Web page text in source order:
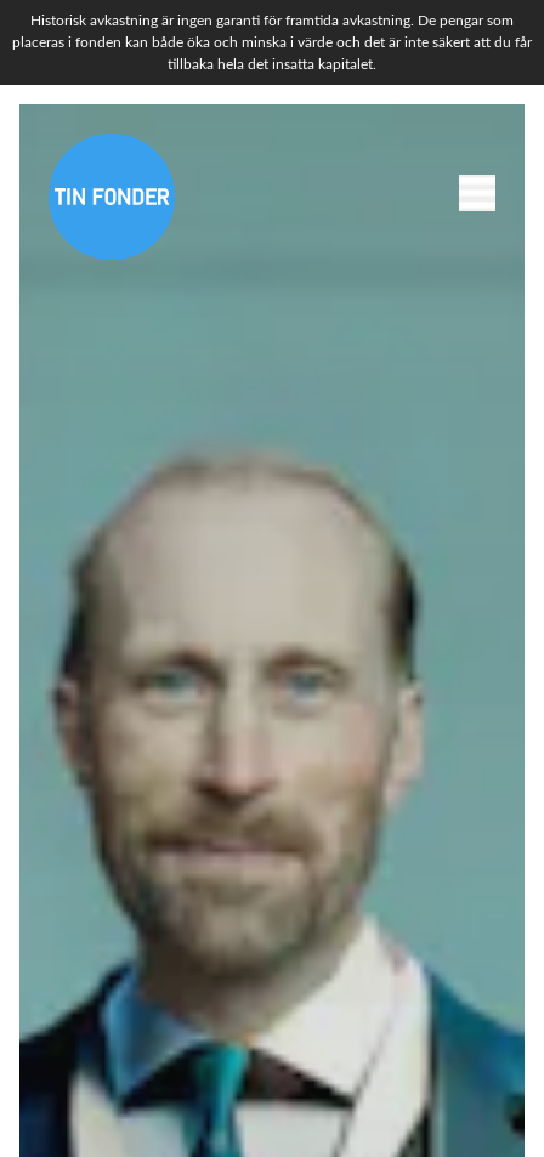
Historisk avkastning är ingen garanti för framtida avkastning. De pengar som
placeras i fonden kan både öka och minska i värde och det är inte säkert att du får
tillbaka hela det insatta kapitalet.